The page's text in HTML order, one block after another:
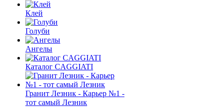
Клей
Голуби
Ангелы
Каталог CAGGIATI
Гранит Лезник - Карьер №1 -
тот самый Лезник